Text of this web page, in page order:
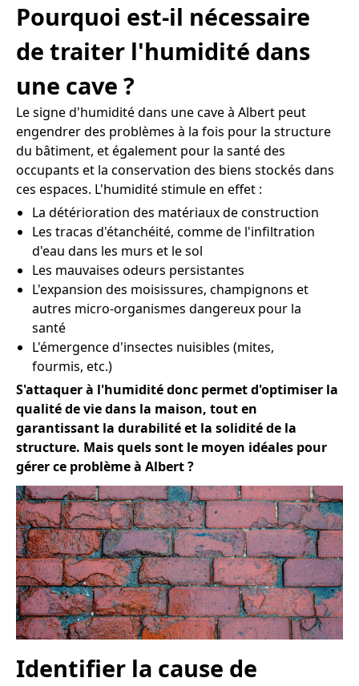
Pourquoi est-il nécessaire
de traiter l'humidité dans
une cave ?
Le signe d'humidité dans une cave à Albert peut
engendrer des problèmes à la fois pour la structure
du bâtiment, et également pour la santé des
occupants et la conservation des biens stockés dans
ces espaces. L'humidité stimule en effet :
La détérioration des matériaux de construction
Les tracas d'étanchéité, comme de l'infiltration
d'eau dans les murs et le sol
Les mauvaises odeurs persistantes
L'expansion des moisissures, champignons et
autres micro-organismes dangereux pour la
santé
L'émergence d'insectes nuisibles (mites,
fourmis, etc.)
S'attaquer à l'humidité donc permet d'optimiser la
qualité de vie dans la maison, tout en
garantissant la durabilité et la solidité de la
structure. Mais quels sont le moyen idéales pour
gérer ce problème à Albert ?
Identifier la cause de